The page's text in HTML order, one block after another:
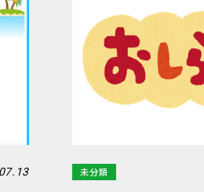
未分類